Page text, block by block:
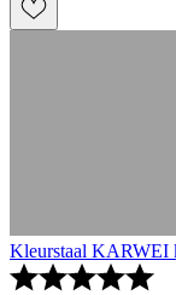
Kleurstaal KARWEI